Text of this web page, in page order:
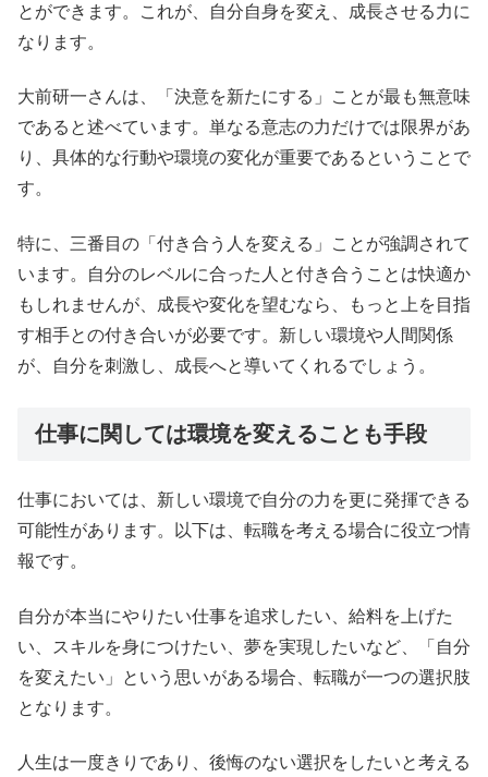
とができます。これが、自分自身を変え、成長させる力に
なります。
大前研一さんは、「決意を新たにする」ことが最も無意味
であると述べています。単なる意志の力だけでは限界があ
り、具体的な行動や環境の変化が重要であるということで
す。
特に、三番目の「付き合う人を変える」ことが強調されて
います。自分のレベルに合った人と付き合うことは快適か
もしれませんが、成長や変化を望むなら、もっと上を目指
す相手との付き合いが必要です。新しい環境や人間関係
が、自分を刺激し、成長へと導いてくれるでしょう。
仕事に関しては環境を変えることも手段
仕事においては、新しい環境で自分の力を更に発揮できる
可能性があります。以下は、転職を考える場合に役立つ情
報です。
自分が本当にやりたい仕事を追求したい、給料を上げた
い、スキルを身につけたい、夢を実現したいなど、「自分
を変えたい」という思いがある場合、転職が一つの選択肢
となります。
人生は一度きりであり、後悔のない選択をしたいと考える